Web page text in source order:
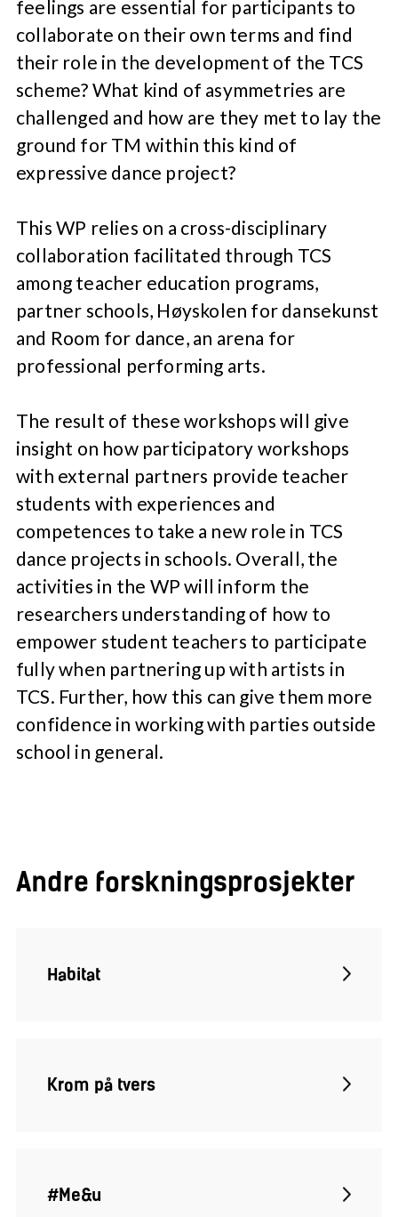
feelings are essential for participants to
collaborate on their own terms and find
their role in the development of the TCS
scheme? What kind of asymmetries are
challenged and how are they met to lay the
ground for TM within this kind of
expressive dance project?
This WP relies on a cross-disciplinary
collaboration facilitated through TCS
among teacher education programs,
partner schools, Høyskolen for dansekunst
and Room for dance, an arena for
professional performing arts.
The result of these workshops will give
insight on how participatory workshops
with external partners provide teacher
students with experiences and
competences to take a new role in TCS
dance projects in schools. Overall, the
activities in the WP will inform the
researchers understanding of how to
empower student teachers to participate
fully when partnering up with artists in
TCS. Further, how this can give them more
confidence in working with parties outside
school in general.
Andre forskningsprosjekter
Habitat
Krom på tvers
#Me&u